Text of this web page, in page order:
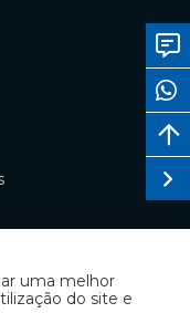
uma melhor
do site e